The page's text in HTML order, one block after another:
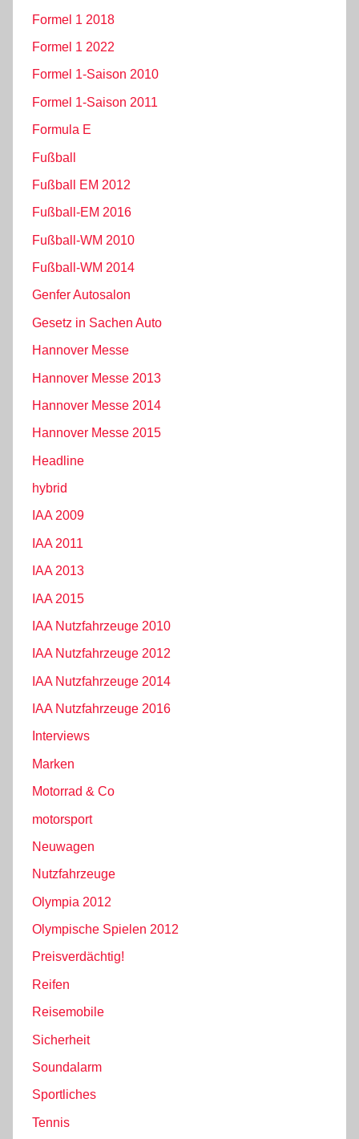
Formel 1 2018
Formel 1 2022
Formel 1-Saison 2010
Formel 1-Saison 2011
Formula E
Fußball
Fußball EM 2012
Fußball-EM 2016
Fußball-WM 2010
Fußball-WM 2014
Genfer Autosalon
Gesetz in Sachen Auto
Hannover Messe
Hannover Messe 2013
Hannover Messe 2014
Hannover Messe 2015
Headline
hybrid
IAA 2009
IAA 2011
IAA 2013
IAA 2015
IAA Nutzfahrzeuge 2010
IAA Nutzfahrzeuge 2012
IAA Nutzfahrzeuge 2014
IAA Nutzfahrzeuge 2016
Interviews
Marken
Motorrad & Co
motorsport
Neuwagen
Nutzfahrzeuge
Olympia 2012
Olympische Spielen 2012
Preisverdächtig!
Reifen
Reisemobile
Sicherheit
Soundalarm
Sportliches
Tennis